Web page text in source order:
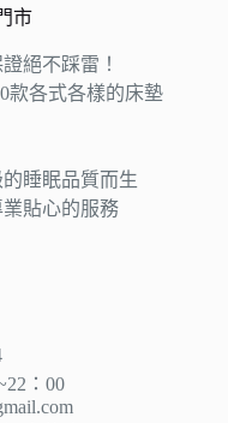
市
絕不踩雷！
款各式各樣的床墊
睡眠品質而生
貼心的服務
：00